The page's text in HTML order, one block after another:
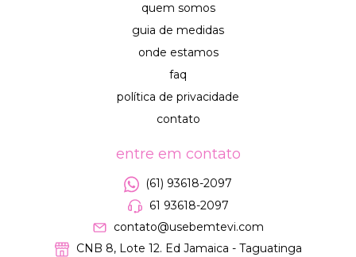
quem somos
guia de medidas
onde estamos
faq
política de privacidade
contato
entre em contato
(61) 93618-2097
61 93618-2097
contato@usebemtevi.com
CNB 8, Lote 12. Ed Jamaica - Taguatinga